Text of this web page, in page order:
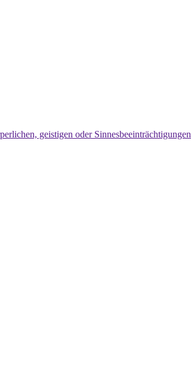
geistigen oder Sinnesbeeinträchtigungen